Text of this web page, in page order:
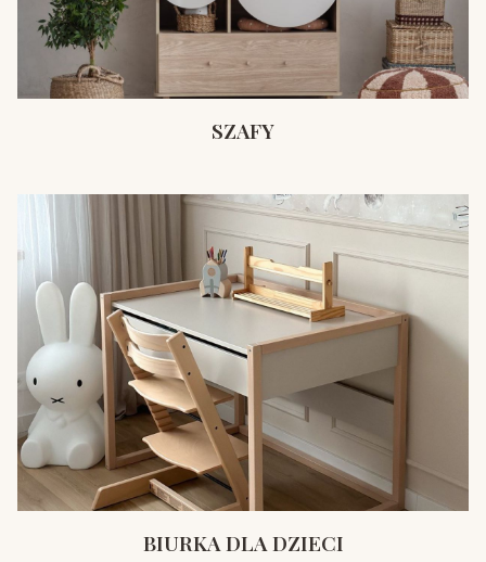
SZAFY
BIURKA DLA DZIECI